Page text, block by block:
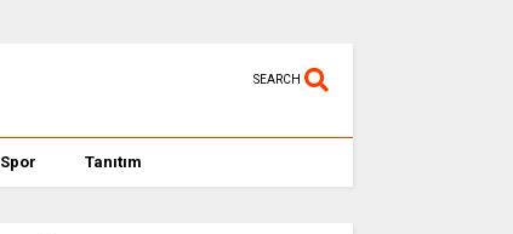
SEARCH
Spor Tanıtım